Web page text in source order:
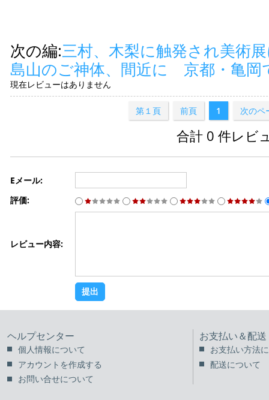
次の編:三村、木梨に触発され美術
島山のご神体、間近に 京都・亀岡
現在レビューはありません
第１頁 前頁 1 次のペ
合計 0 件レビ
Eメール:
評価:
レビュー内容:
ヘルプセンター
個人情報について
アカウントを作成する
お問い合せについて
お支払い＆配送
お支払い方法
配送について